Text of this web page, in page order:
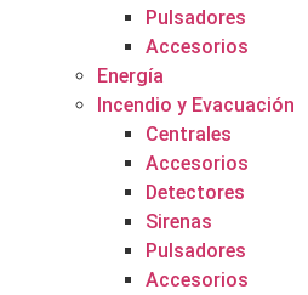
Pulsadores
Accesorios
Energía
Incendio y Evacuación
Centrales
Accesorios
Detectores
Sirenas
Pulsadores
Accesorios